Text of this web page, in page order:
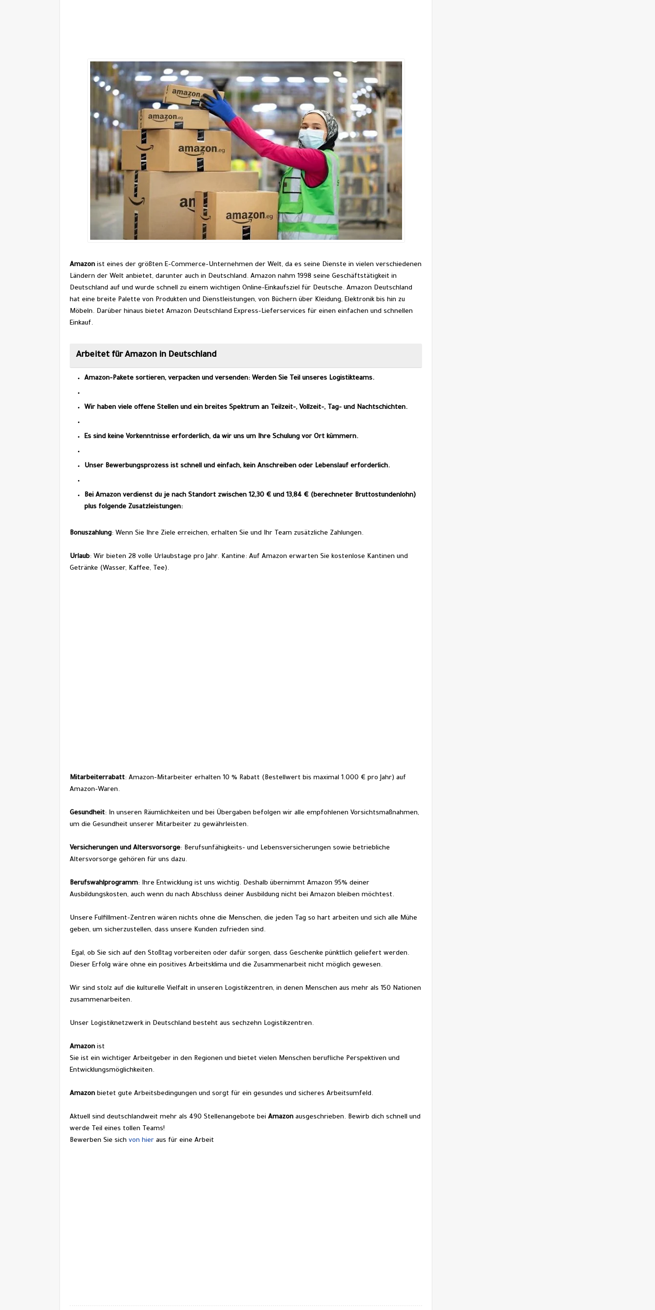
Amazon ist eines der größten E-Commerce-Unternehmen der Welt, da es seine Dienste in vielen verschiedenen
Ländern der Welt anbietet, darunter auch in Deutschland. Amazon nahm 1998 seine Geschäftstätigkeit in
Deutschland auf und wurde schnell zu einem wichtigen Online-Einkaufsziel für Deutsche. Amazon Deutschland
hat eine breite Palette von Produkten und Dienstleistungen, von Büchern über Kleidung, Elektronik bis hin zu
Möbeln. Darüber hinaus bietet Amazon Deutschland Express-Lieferservices für einen einfachen und schnellen
Einkauf.
Arbeitet für Amazon in Deutschland
Amazon-Pakete sortieren, verpacken und versenden: Werden Sie Teil unseres Logistikteams.
Wir haben viele offene Stellen und ein breites Spektrum an Teilzeit-, Vollzeit-, Tag- und Nachtschichten.
Es sind keine Vorkenntnisse erforderlich, da wir uns um Ihre Schulung vor Ort kümmern.
Unser Bewerbungsprozess ist schnell und einfach, kein Anschreiben oder Lebenslauf erforderlich.
Bei Amazon verdienst du je nach Standort zwischen 12,30 € und 13,84 € (berechneter Bruttostundenlohn)
plus folgende Zusatzleistungen:
Bonuszahlung: Wenn Sie Ihre Ziele erreichen, erhalten Sie und Ihr Team zusätzliche Zahlungen.
Urlaub: Wir bieten 28 volle Urlaubstage pro Jahr. Kantine: Auf Amazon erwarten Sie kostenlose Kantinen und
Getränke (Wasser, Kaffee, Tee).
Mitarbeiterrabatt: Amazon-Mitarbeiter erhalten 10 % Rabatt (Bestellwert bis maximal 1.000 € pro Jahr) auf
Amazon-Waren.
Gesundheit: In unseren Räumlichkeiten und bei Übergaben befolgen wir alle empfohlenen Vorsichtsmaßnahmen,
um die Gesundheit unserer Mitarbeiter zu gewährleisten.
Versicherungen und Altersvorsorge: Berufsunfähigkeits- und Lebensversicherungen sowie betriebliche
Altersvorsorge gehören für uns dazu.
Berufswahlprogramm: Ihre Entwicklung ist uns wichtig. Deshalb übernimmt Amazon 95% deiner
Ausbildungskosten, auch wenn du nach Abschluss deiner Ausbildung nicht bei Amazon bleiben möchtest.
Unsere Fulfillment-Zentren wären nichts ohne die Menschen, die jeden Tag so hart arbeiten und sich alle Mühe
geben, um sicherzustellen, dass unsere Kunden zufrieden sind.
Dieser Erfolg wäre ohne ein positives Arbeitsklima und die Zusammenarbeit nicht möglich gewesen.
Wir sind stolz auf die kulturelle Vielfalt in unseren Logistikzentren, in denen Menschen aus mehr als 150 Nationen
zusammenarbeiten.
Unser Logistiknetzwerk in Deutschland besteht aus sechzehn Logistikzentren.
Amazon ist
Sie ist ein wichtiger Arbeitgeber in den Regionen und bietet vielen Menschen berufliche Perspektiven und
Entwicklungsmöglichkeiten.
Amazon bietet gute Arbeitsbedingungen und sorgt für ein gesundes und sicheres Arbeitsumfeld.
Aktuell sind deutschlandweit mehr als 490 Stellenangebote bei Amazon ausgeschrieben. Bewirb dich schnell und
werde Teil eines tollen Teams!
Bewerben Sie sich von hier aus für eine Arbeit